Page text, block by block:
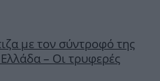
με τον σύντροφό της
– Οι τρυφερές